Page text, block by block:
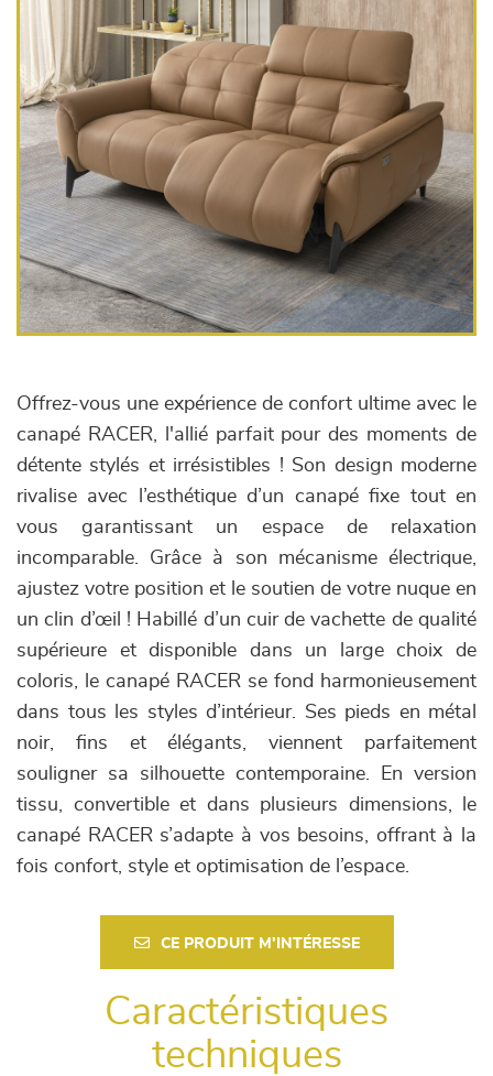
Offrez-vous une expérience de confort ultime avec le
canapé RACER, l'allié parfait pour des moments de
détente stylés et irrésistibles ! Son design moderne
rivalise avec l’esthétique d’un canapé fixe tout en
vous garantissant un espace de relaxation
incomparable. Grâce à son mécanisme électrique,
ajustez votre position et le soutien de votre nuque en
un clin d’œil ! Habillé d’un cuir de vachette de qualité
supérieure et disponible dans un large choix de
coloris, le canapé RACER se fond harmonieusement
dans tous les styles d’intérieur. Ses pieds en métal
noir, fins et élégants, viennent parfaitement
souligner sa silhouette contemporaine. En version
tissu, convertible et dans plusieurs dimensions, le
canapé RACER s’adapte à vos besoins, offrant à la
fois confort, style et optimisation de l’espace.
CE PRODUIT M'INTÉRESSE
Caractéristiques
techniques